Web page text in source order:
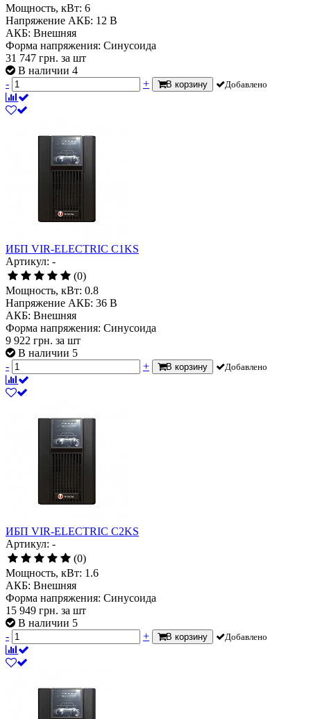
Мощность, кВт: 6
Напряжение АКБ: 12 В
АКБ: Внешняя
Форма напряжения: Синусоида
31 747 грн. за шт
В наличии 4
-
+ В корзину Добавлено
ИБП VIR-ELECTRIC C1KS
Артикул: -
(0)
Мощность, кВт: 0.8
Напряжение АКБ: 36 В
АКБ: Внешняя
Форма напряжения: Синусоида
9 922 грн. за шт
В наличии 5
-
+ В корзину Добавлено
ИБП VIR-ELECTRIC C2KS
Артикул: -
(0)
Мощность, кВт: 1.6
АКБ: Внешняя
Форма напряжения: Синусоида
15 949 грн. за шт
В наличии 5
-
+ В корзину Добавлено